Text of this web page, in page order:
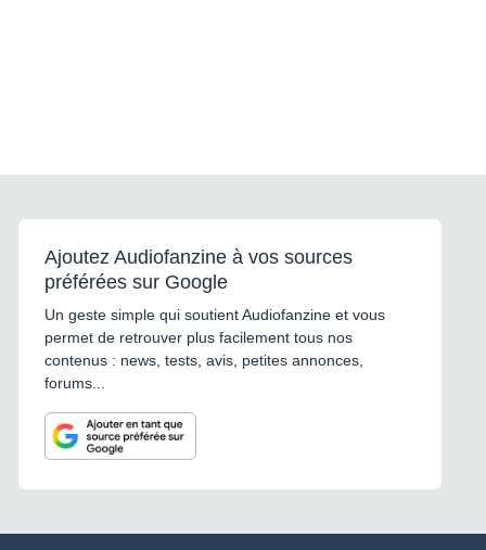
Ajoutez Audiofanzine à vos sources
préférées sur Google
Un geste simple qui soutient Audiofanzine et vous
permet de retrouver plus facilement tous nos
contenus : news, tests, avis, petites annonces,
forums...